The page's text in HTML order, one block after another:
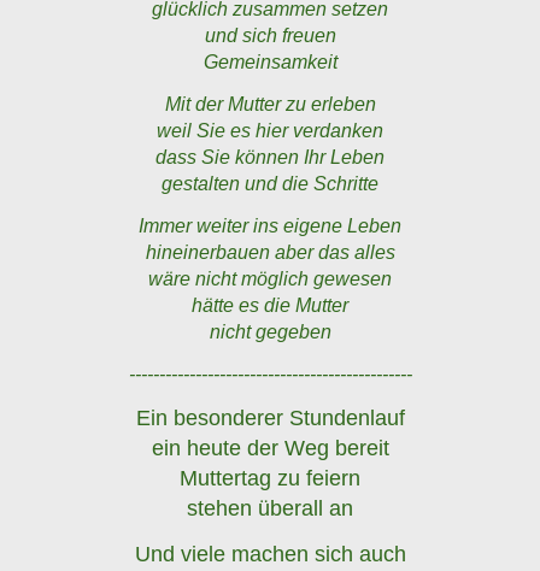
glücklich zusammen setzen
und sich freuen
Gemeinsamkeit
Mit der Mutter zu erleben
weil Sie es hier verdanken
dass Sie können Ihr Leben
gestalten und die Schritte
Immer weiter ins eigene Leben
hineinerbauen aber das alles
wäre nicht möglich gewesen
hätte es die Mutter
nicht gegeben
-----------------------------------------------
Ein besonderer Stundenlauf
ein heute der Weg bereit
Muttertag zu feiern
stehen überall an
Und viele machen sich auch